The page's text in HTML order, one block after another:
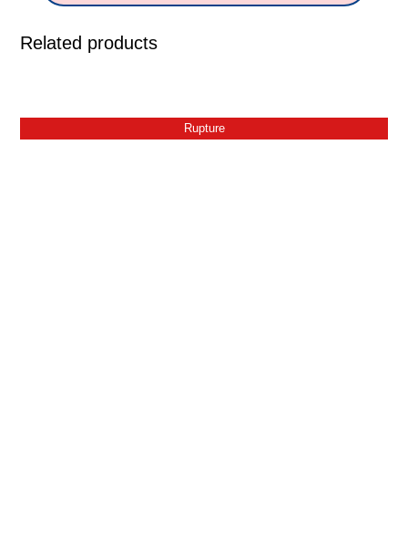
Related products
Rupture